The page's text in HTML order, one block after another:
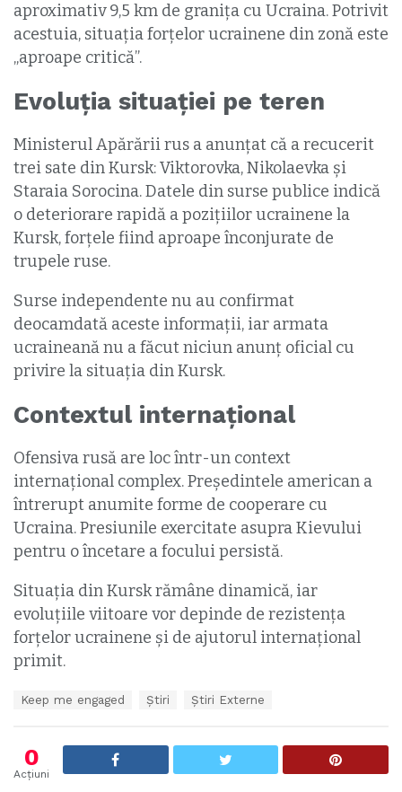
aproximativ 9,5 km de granița cu Ucraina. Potrivit
acestuia, situația forțelor ucrainene din zonă este
„aproape critică”.
Evoluția situației pe teren
Ministerul Apărării rus a anunțat că a recucerit
trei sate din Kursk: Viktorovka, Nikolaevka și
Staraia Sorocina. Datele din surse publice indică
o deteriorare rapidă a pozițiilor ucrainene la
Kursk, forțele fiind aproape înconjurate de
trupele ruse.
Surse independente nu au confirmat
deocamdată aceste informații, iar armata
ucraineană nu a făcut niciun anunț oficial cu
privire la situația din Kursk.
Contextul internațional
Ofensiva rusă are loc într-un context
internațional complex. Președintele american a
întrerupt anumite forme de cooperare cu
Ucraina. Presiunile exercitate asupra Kievului
pentru o încetare a focului persistă.
Situația din Kursk rămâne dinamică, iar
evoluțiile viitoare vor depinde de rezistența
forțelor ucrainene și de ajutorul internațional
primit.
Keep me engaged Ştiri Știri Externe
0
Acțiuni